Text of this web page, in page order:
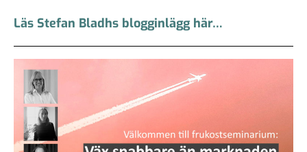
Läs Stefan Bladhs blogginlägg här…